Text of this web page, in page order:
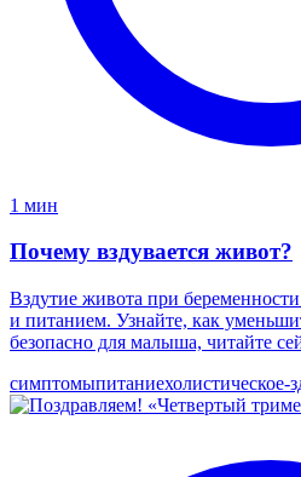
1 мин
Почему вздувается живот?
Вздутие живота при
и питанием. Узнайте, как
безопасно для малыша, читайте
симптомыпитаниехолистическое-